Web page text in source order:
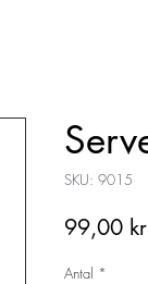
SKU: 9015
99,00 kr
Antal *